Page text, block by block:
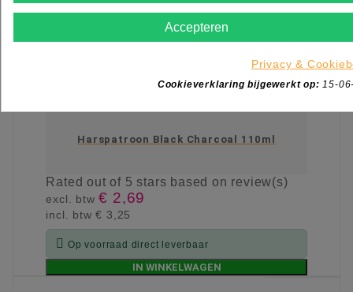
Harspatroon Black Charcoal 110ml
Ratedout of 5 stars based on review(s)
excl. btw€ 2,69
incl. btw€ 3,25
 Op voorraad direct leverbaar
IN WINKELWAGEN
Accepteren
Privacy &
Cookieverklaring bijgewerkt op: 15-